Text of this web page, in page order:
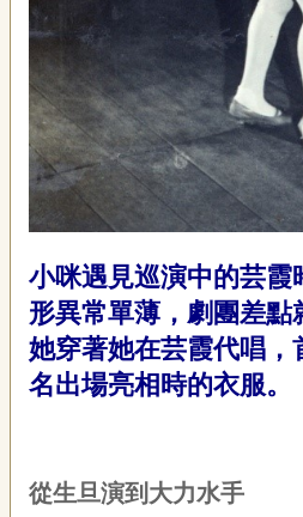
小咪遇見巡演中的芸霞
形異常單薄，劇團差點
她穿著她在芸霞代唱，
名出場亮相時的衣服。
從生旦演到大力水手